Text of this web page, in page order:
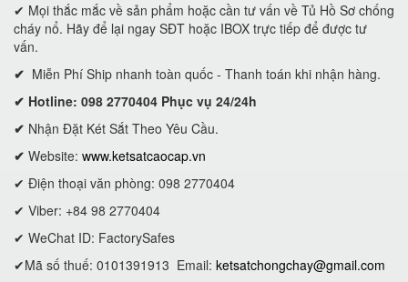
✔ Mọi thắc mắc về sản phẩm hoặc cần tư vấn về Tủ Hồ Sơ chống
cháy nổ. Hãy để lại ngay SĐT hoặc IBOX trực tiếp để được tư
vấn.
✔ Miễn Phí Ship nhanh toàn quốc - Thanh toán khi nhận hàng.
✔ Hotline: 098 2770404 Phục vụ 24/24h
✔ Nhận Đặt Két Sắt Theo Yêu Cầu.
✔ Website: www.ketsatcaocap.vn
✔ Điện thoại văn phòng: 098 2770404
✔ Viber: +84 98 2770404
✔ WeChat ID: FactorySafes
✔Mã số thuế: 0101391913 Email: ketsatchongchay@gmail.com